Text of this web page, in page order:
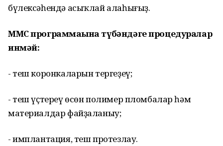
бүлексәһендә асыҡлай алаһығыҙ.
ММС программаһына түбәндәге процедуралар
инмәй:
- теш коронкаларын тергеҙеү;
- теш үҫтереү өсөн полимер пломбалар һәм
материалдар файҙаланыу;
- имплантация, теш протезлау.